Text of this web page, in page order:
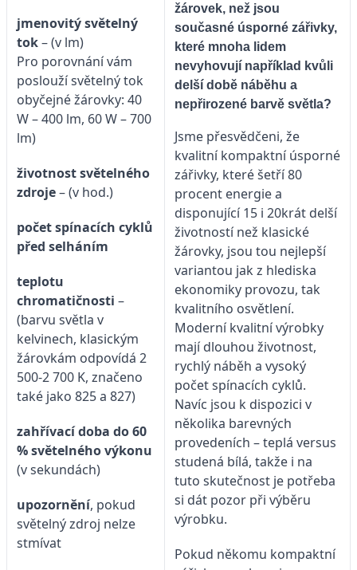
jmenovitý světelný
tok– (v lm)
Pro porovnání vám
poslouží světelný tok
obyčejné žárovky: 40
W – 400 lm, 60 W – 700
lm)
životnost světelného
zdroje– (v hod.)
počet spínacích cyklů
před selháním
teplotu
chromatičnosti –
(barvu světla v
kelvinech, klasickým
žárovkám odpovídá 2
500-2 700 K, značeno
také jako 825 a 827)
zahřívací doba do 60
% světelného výkonu
(v sekundách)
upozornění, pokud
světelný zdroj nelze
stmívat
žárovek, než jsou
současné úsporné zářivky,
které mnoha lidem
nevyhovují například kvůli
delší době náběhu a
nepřirozené barvě světla?
Jsme přesvědčeni, že
kvalitní kompaktní úsporné
zářivky, které šetří 80
procent energie a
disponující 15 i 20krát delší
životností než klasické
žárovky, jsou tou nejlepší
variantou jak z hlediska
ekonomiky provozu, tak
kvalitního osvětlení.
Moderní kvalitní výrobky
mají dlouhou životnost,
rychlý náběh a vysoký
počet spínacích cyklů.
Navíc jsou k dispozici v
několika barevných
provedeních – teplá versus
studená bílá, takže i na
tuto skutečnost je potřeba
si dát pozor při výběru
výrobku.
Pokud někomu kompaktní